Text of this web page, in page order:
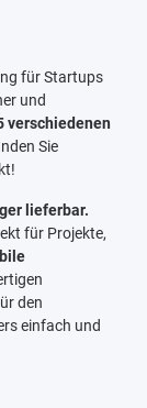
für Startups
und
verschiedenen
Sie
lieferbar.
für Projekte,
den
einfach und